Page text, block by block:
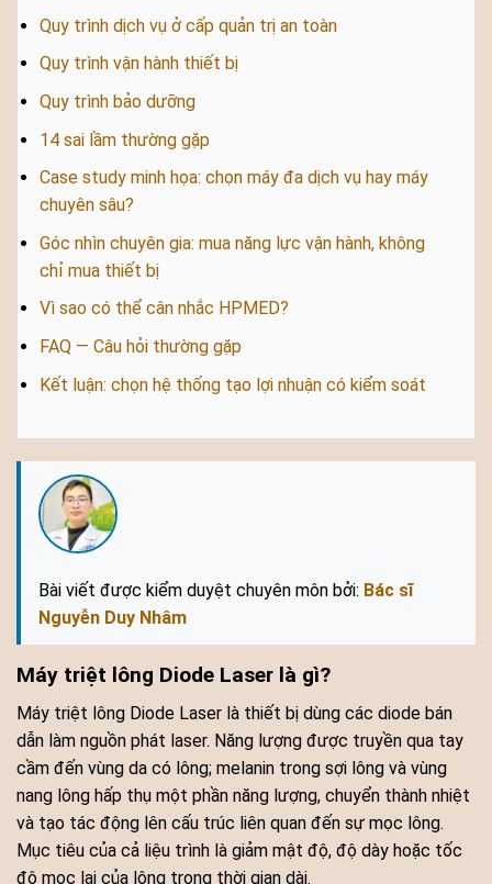
Quy trình dịch vụ ở cấp quản trị an toàn
Quy trình vận hành thiết bị
Quy trình bảo dưỡng
14 sai lầm thường gặp
Case study minh họa: chọn máy đa dịch vụ hay máy
chuyên sâu?
Góc nhìn chuyên gia: mua năng lực vận hành, không
chỉ mua thiết bị
Vì sao có thể cân nhắc HPMED?
FAQ — Câu hỏi thường gặp
Kết luận: chọn hệ thống tạo lợi nhuận có kiểm soát
Bài viết được kiểm duyệt chuyên môn bởi: Bác sĩ
Nguyễn Duy Nhâm
Máy triệt lông Diode Laser là gì?
Máy triệt lông Diode Laser là thiết bị dùng các diode bán
dẫn làm nguồn phát laser. Năng lượng được truyền qua tay
cầm đến vùng da có lông; melanin trong sợi lông và vùng
nang lông hấp thụ một phần năng lượng, chuyển thành nhiệt
và tạo tác động lên cấu trúc liên quan đến sự mọc lông.
Mục tiêu của cả liệu trình là giảm mật độ, độ dày hoặc tốc
độ mọc lại của lông trong thời gian dài.